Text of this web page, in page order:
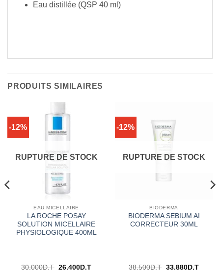
Eau distillée (QSP 40 ml)
PRODUITS SIMILAIRES
-12%
RUPTURE DE STOCK
EAU MICELLAIRE
LA ROCHE POSAY
SOLUTION MICELLAIRE
PHYSIOLOGIQUE 400ML
30.000D.T Le
26.400D.TLe
-12%
RUPTURE DE STOCK
BIODERMA
BIODERMA SEBIUM AI
CORRECTEUR 30ML
38.500D.T Le
33.880D.TLe